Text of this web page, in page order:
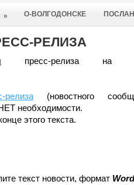
» О-ВОЛГОДОНСКЕ
РЕЛИЗА
пресс-релиза на
релиза (новостного
необходимости.
этого текста.
текст новости, формат Word